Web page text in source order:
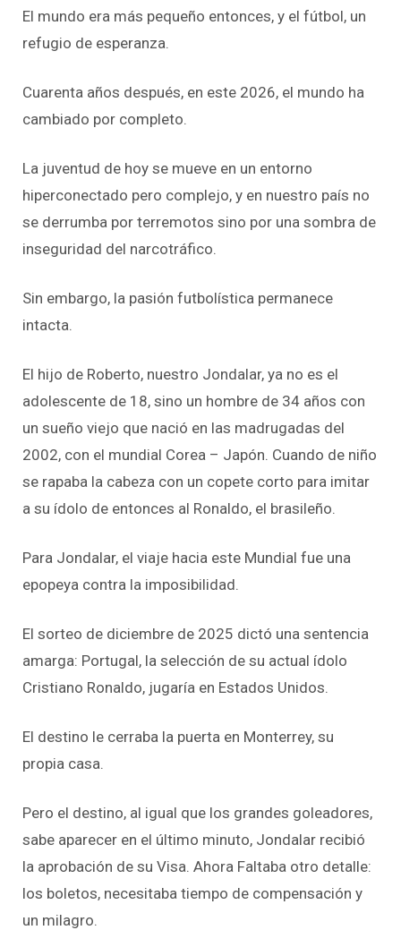
El mundo era más pequeño entonces, y el fútbol, un
refugio de esperanza.
Cuarenta años después, en este 2026, el mundo ha
cambiado por completo.
La juventud de hoy se mueve en un entorno
hiperconectado pero complejo, y en nuestro país no
se derrumba por terremotos sino por una sombra de
inseguridad del narcotráfico.
Sin embargo, la pasión futbolística permanece
intacta.
El hijo de Roberto, nuestro Jondalar, ya no es el
adolescente de 18, sino un hombre de 34 años con
un sueño viejo que nació en las madrugadas del
2002, con el mundial Corea – Japón. Cuando de niño
se rapaba la cabeza con un copete corto para imitar
a su ídolo de entonces al Ronaldo, el brasileño.
Para Jondalar, el viaje hacia este Mundial fue una
epopeya contra la imposibilidad.
El sorteo de diciembre de 2025 dictó una sentencia
amarga: Portugal, la selección de su actual ídolo
Cristiano Ronaldo, jugaría en Estados Unidos.
El destino le cerraba la puerta en Monterrey, su
propia casa.
Pero el destino, al igual que los grandes goleadores,
sabe aparecer en el último minuto, Jondalar recibió
la aprobación de su Visa. Ahora Faltaba otro detalle:
los boletos, necesitaba tiempo de compensación y
un milagro.